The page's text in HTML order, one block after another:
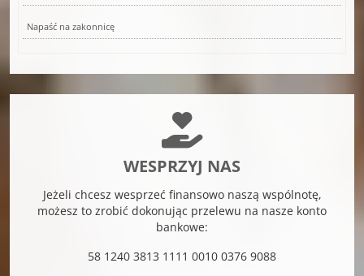
WESPRZYJ NAS
Jeżeli chcesz wesprzeć finansowo naszą wspólnotę,
możesz to zrobić dokonując przelewu na nasze konto
bankowe:
58 1240 3813 1111 0010 0376 9088
Napaść na zakonnicę